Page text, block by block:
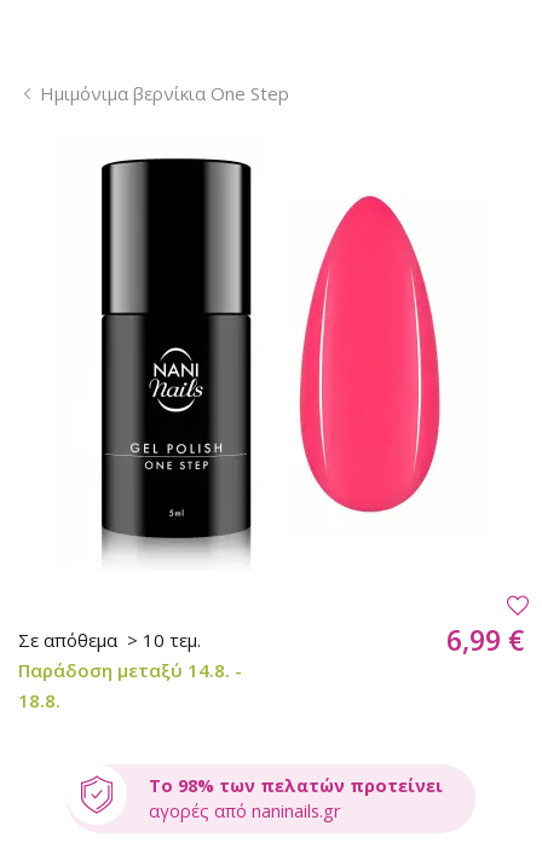
Ημιμόνιμα βερνίκια One Step
Σε απόθεμα > 10 τεμ.
Παράδοση μεταξύ 14.8. -
18.8.
6,99 €
Το 98% των πελατών προτείνει
αγορές από naninails.gr